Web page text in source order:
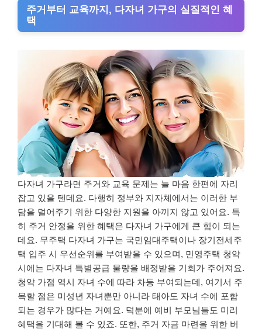
주거부터 교육까지, 다자녀 가구의 실질적인 혜
택
다자녀 가구라면 주거와 교육 문제는 늘 마음 한편에 자리
잡고 있을 텐데요. 다행히 정부와 지자체에서는 이러한 부
담을 덜어주기 위한 다양한 지원을 아끼지 않고 있어요. 특
히 주거 안정을 위한 혜택은 다자녀 가구에게 큰 힘이 되는
데요. 무주택 다자녀 가구는 국민임대주택이나 장기전세주
택 입주 시 우선순위를 부여받을 수 있으며, 민영주택 청약
시에는 다자녀 특별공급 물량을 배정받을 기회가 주어져요.
청약 가점 역시 자녀 수에 따라 차등 부여되는데, 여기서 주
목할 점은 미성년 자녀뿐만 아니라 태아도 자녀 수에 포함
되는 경우가 많다는 거예요. 덕분에 예비 부모님들도 미리
혜택을 기대해 볼 수 있죠. 또한, 주거 자금 마련을 위한 버